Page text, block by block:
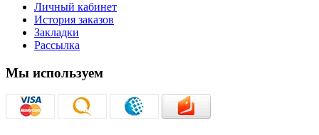
Личный кабинет
История заказов
Закладки
Рассылка
Мы используем